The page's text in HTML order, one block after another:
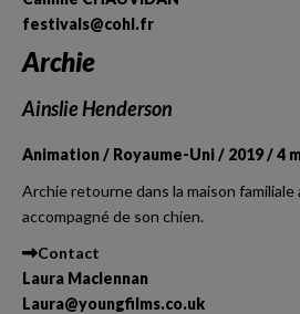
festivals@cohl.fr
Archie
Ainslie Henderson
Animation / Royaume-Uni / 2019 / 4
Archie retourne dans la maison familiale
accompagné de son chien.
Contact
Laura Maclennan
Laura@youngfilms.co.uk